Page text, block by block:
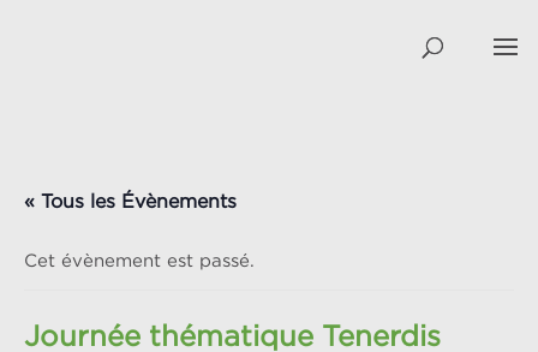
« Tous les Évènements
Cet évènement est passé.
Journée thématique Tenerdis